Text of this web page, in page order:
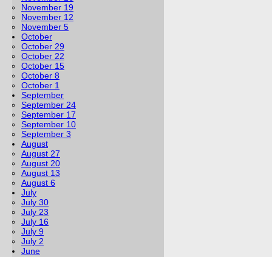
November 19
November 12
November 5
October
October 29
October 22
October 15
October 8
October 1
September
September 24
September 17
September 10
September 3
August
August 27
August 20
August 13
August 6
July
July 30
July 23
July 16
July 9
July 2
June